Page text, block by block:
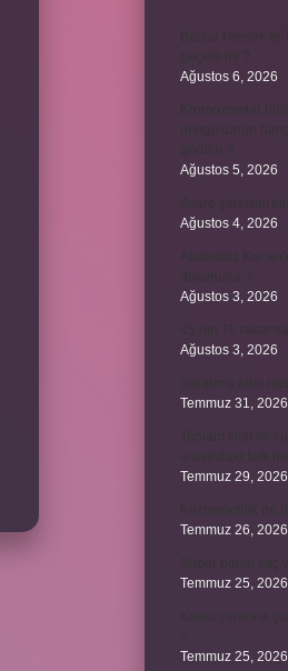
Ağustos 6, 2026
Ağustos 5, 2026
Ağustos 4, 2026
Ağustos 3, 2026
Ağustos 3, 2026
Temmuz 31, 2026
Temmuz 29, 2026
Temmuz 26, 2026
Temmuz 25, 2026
Temmuz 25, 2026